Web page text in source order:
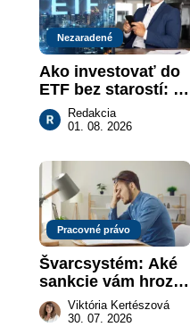
Nezaradené
Ako investovať do
ETF bez starostí:
Investičné plány,
ktoré urobia prácu
Redakcia
01. 08. 2026
Pracovné právo
Švarcsystém: Aké
sankcie vám hrozia
a prečo nestačí
zaplatiť pokutu?
Viktória Kertészová
30. 07. 2026